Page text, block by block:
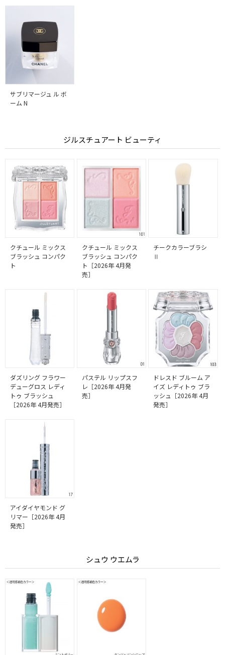
サブリマージュ ル ボ
ーム N
ジルスチュアート ビューティ
クチュール ミックス
ブラッシュ コンパク
ト
クチュール ミックス
ブラッシュ コンパク
ト［2026年 4月発
売］
チークカラーブラシ
Ⅱ
ダズリング フラワー
デューグロス レディ
トゥ ブラッシュ
［2026年 4月発売］
パステル リップスフ
レ［2026年 4月発
売］
ドレスド ブルーム ア
イズ レディトゥ ブラ
ッシュ［2026年 4月
発売］
アイダイヤモンド グ
リマー［2026年 4月
発売］
シュウ ウエムラ